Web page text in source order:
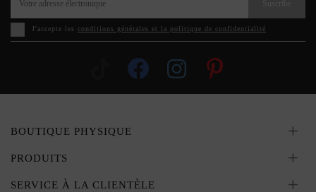
J'accepte les conditions générales et la politique de confidentialité
BOUTIQUE PHYSIQUE
PRODUITS
SERVICE À LA CLIENTÈLE